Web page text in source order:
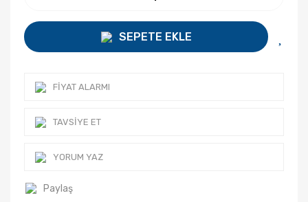
SEPETE EKLE
FIYAT ALARMI
TAVSIYE ET
YORUM YAZ
Paylaş